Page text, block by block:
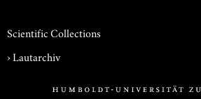
Scientific Collections
›Lautarchiv